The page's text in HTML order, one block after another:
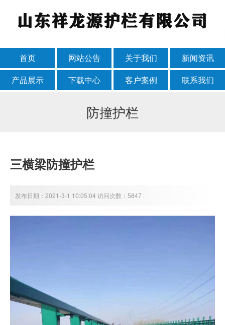
首页 网站公告 关于我们
新闻资讯
产品展示
下载中心 客户案例 联系我们
防撞护栏
三横梁防撞护栏
发布日期：2021-3-1 10:05:04 访问次数：5847